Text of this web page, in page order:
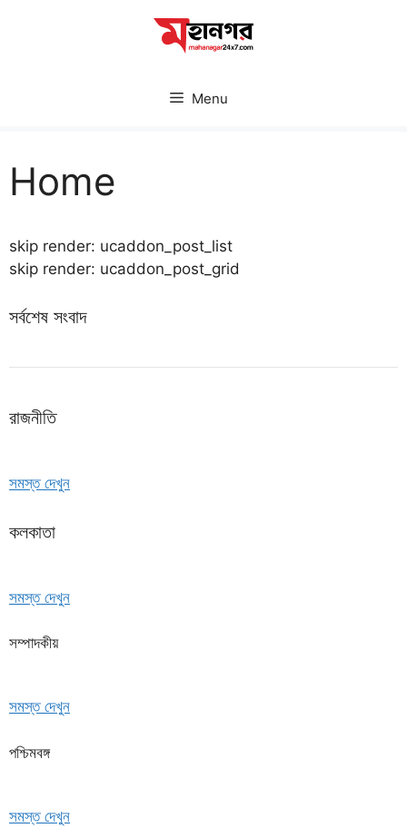
Menu
Home
skip render: ucaddon_post_list
skip render: ucaddon_post_grid
সর্বশেষ সংবাদ
রাজনীতি
সমস্ত দেখুন
কলকাতা
সমস্ত দেখুন
সম্পাদকীয়
সমস্ত দেখুন
পশ্চিমবঙ্গ
সমস্ত দেখুন